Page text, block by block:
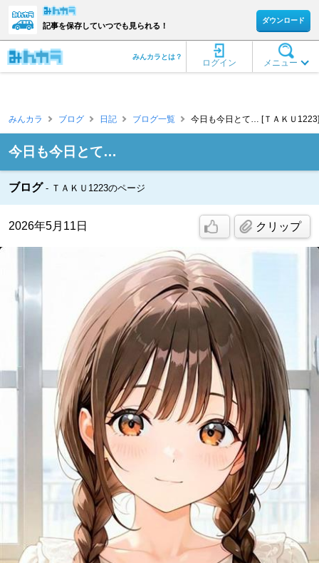
記事を保存していつでも見られる！
ダウンロード
メニュー
ログイン
みんカラとは？
みんカラ ブログ 日記 ブログ一覧 今日も今日とて… [ＴＡＫＵ1223]
今日も今日とて…
ブログ ＴＡＫＵ1223のページ
2026年5月11日 クリップ